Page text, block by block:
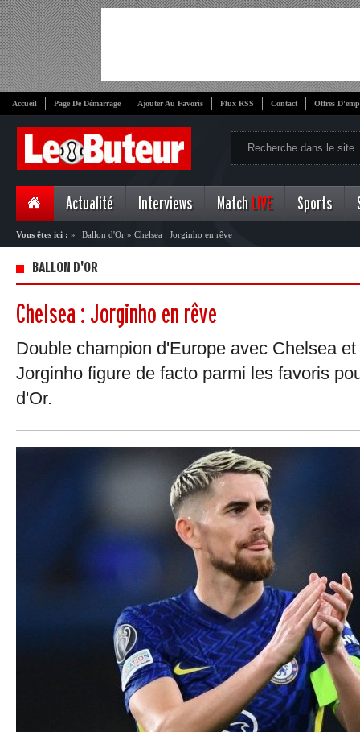
Accueil Page De Démarrage Ajouter Au Favoris Flux RSS Contact Offres
Actualité Interviews Match LIVE Sports
Vous êtes ici : » Ballon d'Or » Chelsea : Jorginho en rêve
BALLON D'OR
Chelsea : Jorginho en rêve
Double champion d'Europe avec Chelsea
Jorginho figure de facto parmi les favoris
d'Or.